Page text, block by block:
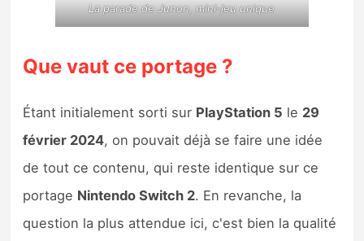
La parade de Junon, mini-jeu unique
Que vaut ce portage ?
Étant initialement sorti sur PlayStation 5 le 29
février 2024, on pouvait déjà se faire une idée
de tout ce contenu, qui reste identique sur ce
portage Nintendo Switch 2. En revanche, la
question la plus attendue ici, c'est bien la qualité